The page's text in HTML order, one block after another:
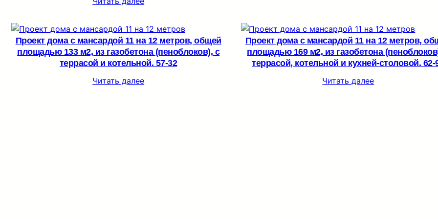
Проект дома с мансардой 11 на 12 метров, общей
площадью 133 м2, из газобетона (пеноблоков), c
террасой и котельной. 57-32
Читать далее
Проект дома с мансардой 11 на 12 метров,
площадью 169 м2, из газобетона
террасой, котельной и кухней-столовой. 62-
Читать далее